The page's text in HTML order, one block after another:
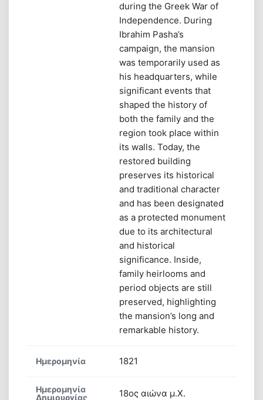
during the Greek War of
Independence. During
Ibrahim Pasha’s
campaign, the mansion
was temporarily used as
his headquarters, while
significant events that
shaped the history of
both the family and the
region took place within
its walls. Today, the
restored building
preserves its historical
and traditional character
and has been designated
as a protected monument
due to its architectural
and historical
significance. Inside,
family heirlooms and
period objects are still
preserved, highlighting
the mansion’s long and
remarkable history.
Ημερομηνία 1821
Ημερομηνία
Δημιουργίας
18ος αιώνα μ.Χ.